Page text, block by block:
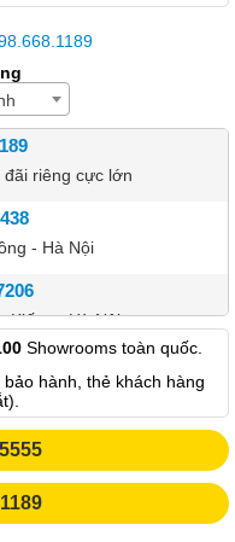
riêng cực lớn
- Hà Nội
Kiếm – Hà Nội
- Hai Bà Trưng - Hà Nội.
Giấy – Hà Nội
Showrooms toàn quốc.
hành, thẻ khách hàng